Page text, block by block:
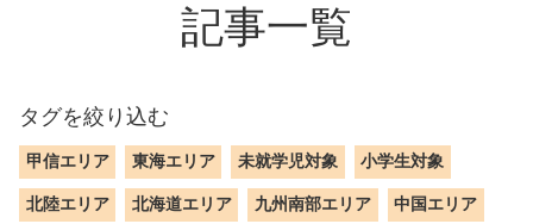
記事一覧
タグを絞り込む
甲信エリア 東海エリア 未就学児対象 小学生対象
北陸エリア 北海道エリア 九州南部エリア 中国エリア